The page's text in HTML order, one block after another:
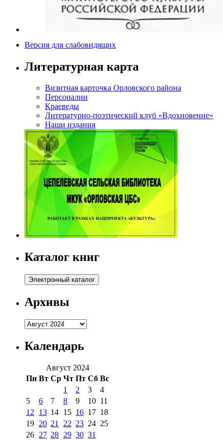
Версия для слабовидящих
Литературная карта
Визитная карточка Орловского района
Персоналии
Краеведы
Литературно-поэтический клуб «Вдохновение»
Наши издания
Каталог книг
Архивы
Архивы
Календарь
Август 2024
Пн Вт Ср Чт Пт Сб Вс
1
2 3
4
5
6 7 8 9 10 11
12
13 14 15 16 17 18
19 20 21 22 23 24 25
26 27 28 29 30 31